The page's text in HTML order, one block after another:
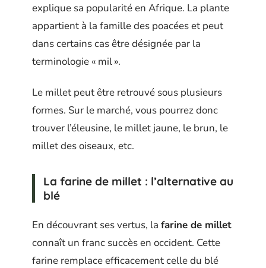
explique sa popularité en Afrique. La plante
appartient à la famille des poacées et peut
dans certains cas être désignée par la
terminologie « mil ».
Le millet peut être retrouvé sous plusieurs
formes. Sur le marché, vous pourrez donc
trouver l’éleusine, le millet jaune, le brun, le
millet des oiseaux, etc.
La farine de millet : l’alternative au
blé
En découvrant ses vertus, la farine de millet
connaît un franc succès en occident. Cette
farine remplace efficacement celle du blé